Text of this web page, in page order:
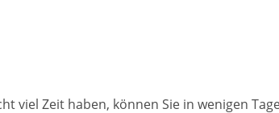
viel Zeit haben, können Sie in wenigen